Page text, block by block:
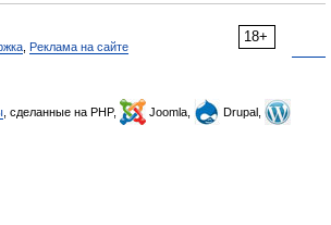
18+
Реклама на сайте
, сделанные на PHP, Joomla,
Drupal,